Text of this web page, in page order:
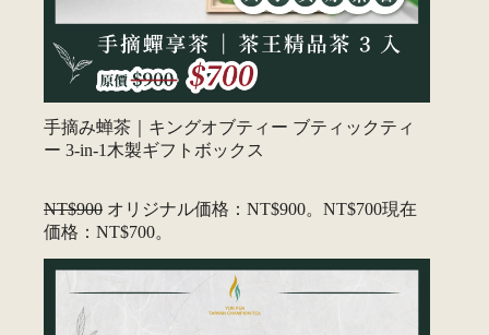
手摘み蝉茶｜キングオブティー ブティックティ
ー 3-in-1木製ギフトボックス
NT$900 オリジナル価格：NT$900。 NT$700現在
価格：NT$700。